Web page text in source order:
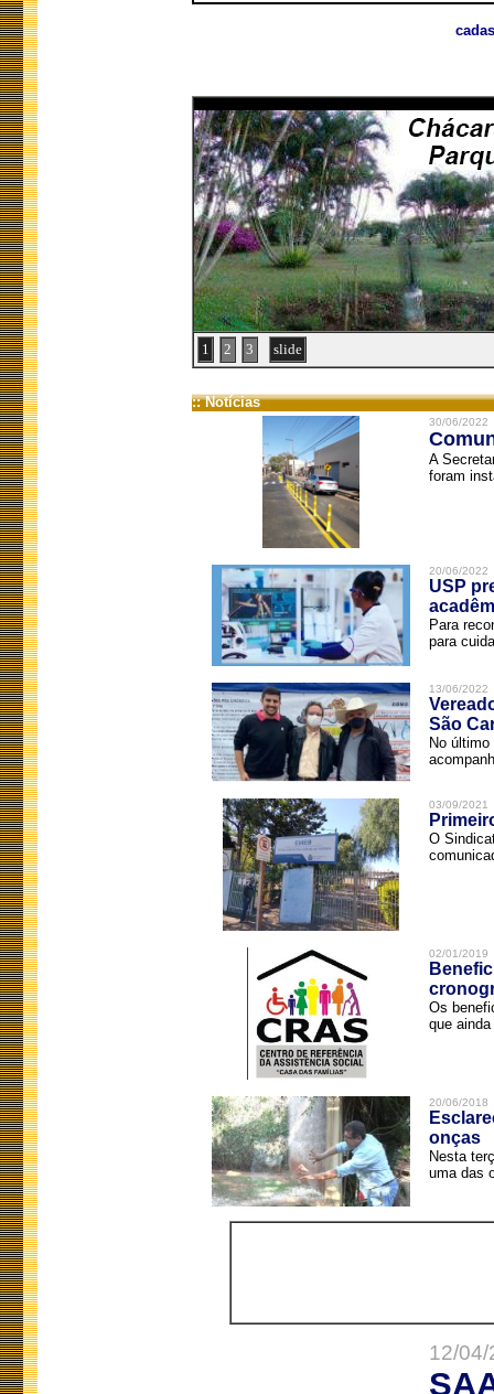
1 2 3 slide
:: Notícias
30/06/2022
A
foram
20/06/2022
USP
Para
para
13/06/2022
São
No
03/09/2021
O
02/01/2019
Os
que
20/06/2018
onças
Nesta
uma das
12/